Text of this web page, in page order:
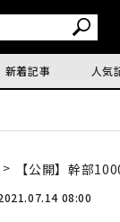
新着記事 人気
【公開】幹部
08:00